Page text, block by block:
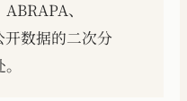
、
开数据的二次分